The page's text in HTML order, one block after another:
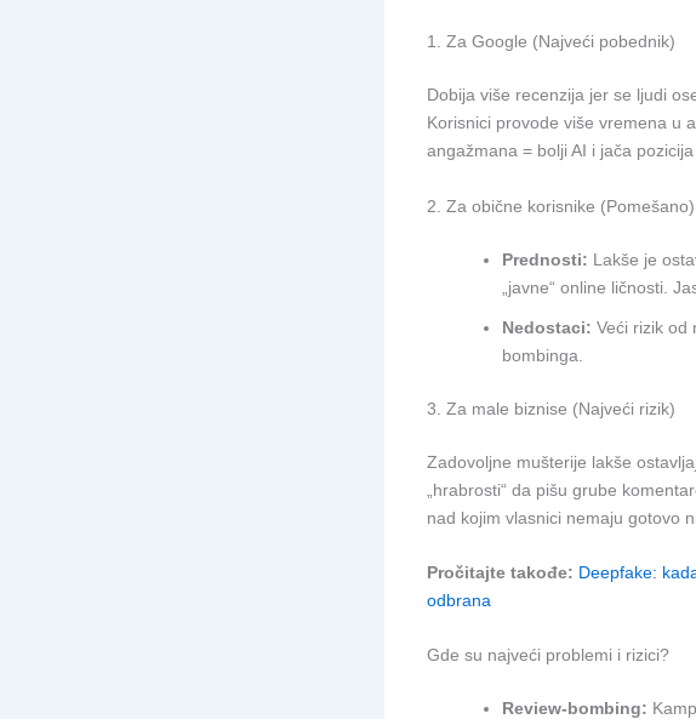
1. Za Google (Najveći pobednik)
Dobija više recenzija jer se ljudi
Korisnici provode više vremena u
angažmana = bolji AI i jača
2. Za obične korisnike (Pomešano)
Prednosti: Lakše je
„javne“ online ličnosti.
Nedostaci: Veći rizik od
bombinga.
3. Za male biznise (Najveći rizik)
Zadovoljne mušterije lakše
„hrabrosti“ da pišu grube
nad kojim vlasnici nemaju gotovo
Pročitajte takođe: Deepfake:
odbrana
Gde su najveći problemi i rizici?
Review-bombing: